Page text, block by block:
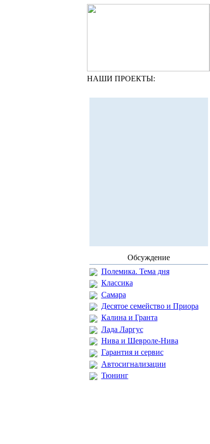
НАШИ ПРОЕКТЫ:
Обсуждение
Полемика. Тема дня
Классика
Самара
Десятое семейство и Приора
Калина и Гранта
Лада Ларгус
Нива и Шевроле-Нива
Гарантия и сервис
Автосигнализации
Тюнинг